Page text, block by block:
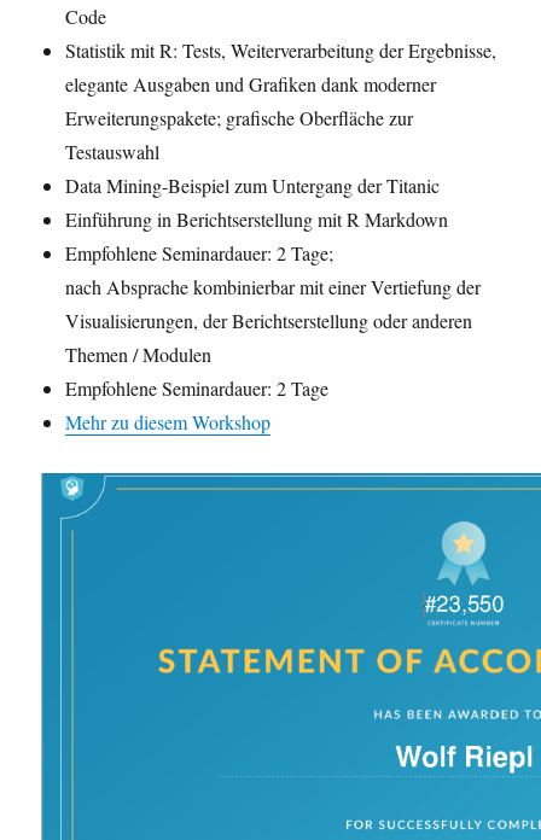
Code
Statistik mit R: Tests, Weiterverarbeitung der Ergebnisse,
elegante Ausgaben und Grafiken dank moderner
Erweiterungspakete; grafische Oberfläche zur
Testauswahl
Data Mining-Beispiel zum Untergang der Titanic
Einführung in Berichtserstellung mit R Markdown
Empfohlene Seminardauer: 2 Tage;
nach Absprache kombinierbar mit einer Vertiefung der
Visualisierungen, der Berichtserstellung oder anderen
Themen / Modulen
Empfohlene Seminardauer: 2 Tage
Mehr zu diesem Workshop